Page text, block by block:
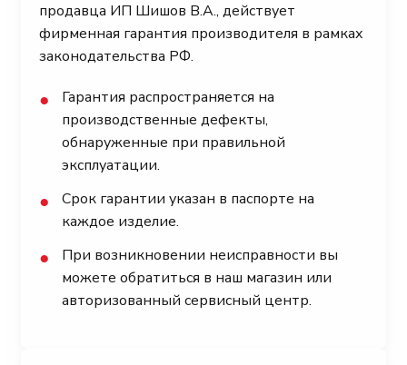
продавца ИП Шишов В.А., действует
фирменная гарантия производителя в рамках
законодательства РФ.
●
Гарантия распространяется на
производственные дефекты,
обнаруженные при правильной
эксплуатации.
●
Срок гарантии указан в паспорте на
каждое изделие.
●
При возникновении неисправности вы
можете обратиться в наш магазин или
авторизованный сервисный центр.